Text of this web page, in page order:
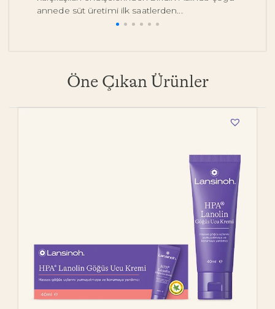
annede süt üretimi ilk saatlerden...
Öne Çıkan Ürünler